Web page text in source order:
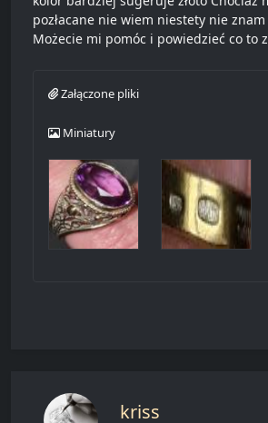
pozłacane nie wiem niestety nie
Możecie mi pomóc i powiedzieć co to
Załączone pliki
Miniatury
kriss